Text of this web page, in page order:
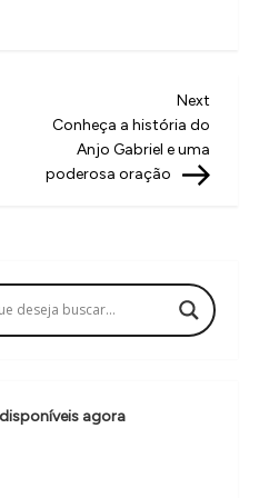
Next
Post
Next
Conheça a história do
Anjo Gabriel e uma
poderosa oração
agora